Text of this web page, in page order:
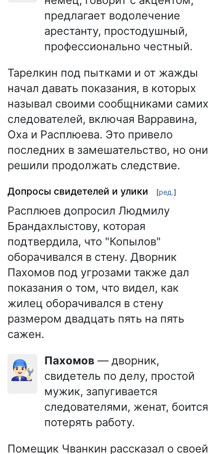
предлагает водолечение
арестанту, простодушный,
профессионально честный.
Тарелкин под пытками и от жажды
начал давать показания, в которых
называл своими сообщниками самих
следователей, включая Варравина,
Оха и Расплюева. Это привело
последних в замешательство, но они
решили продолжать следствие.
Допросы свидетелей и улики [ред.]
Расплюев допросил Людмилу
Брандахлыстову, которая
подтвердила, что "Копылов"
оборачивался в стену. Дворник
Пахомов под угрозами также дал
показания о том, что видел, как
жилец оборачивался в стену
размером двадцать пять на пять
сажен.
👨🏻‍🔧 Пахомов — дворник,
свидетель по делу, простой
мужик, запугивается
следователями, женат, боится
потерять работу.
Помещик Чванкин рассказал о своей